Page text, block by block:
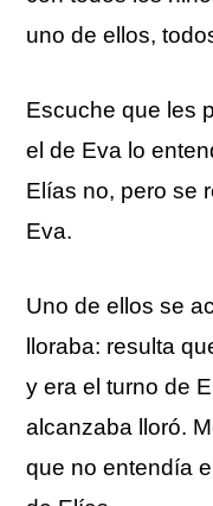
uno de ellos,
Escuche que les
el de Eva lo
Elías no, pero se
Eva.
Uno de ellos se
lloraba: resulta
y era el turno de
alcanzaba lloró.
que no entendía